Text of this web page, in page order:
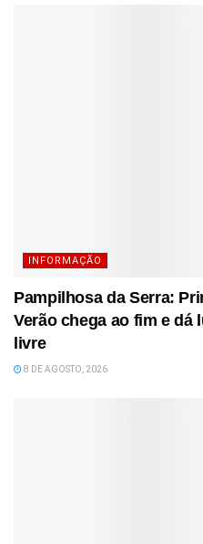
INFORMAÇÃO
Pampilhosa da Serra:
Verão chega ao fim e dá
livre
8 DE AGOSTO, 2026